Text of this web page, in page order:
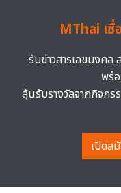
MThai เชื่
รับข่าวสารเลขมงคล
พร้
ลุ้นรับรางวัลจากกิจกร
เปิดส